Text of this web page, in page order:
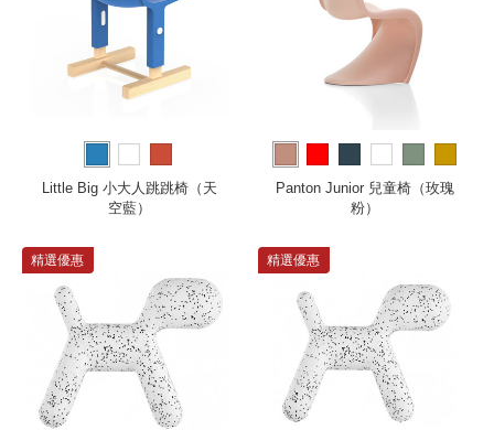
Little Big 小大人跳跳椅（天
空藍）
more
Panton Junior 兒童椅（玫瑰
粉）
精選優惠 精選優惠